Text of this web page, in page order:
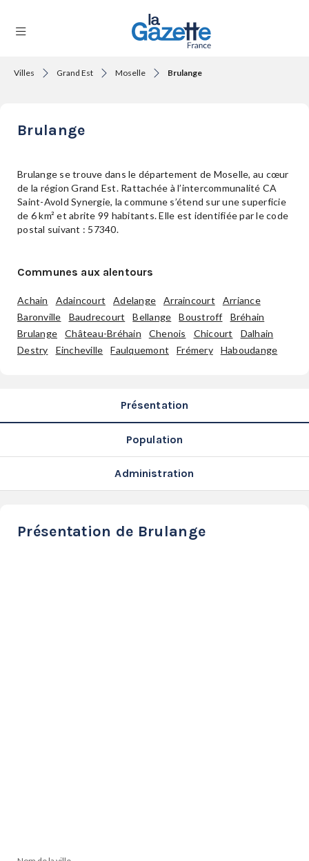
FORMATS
SERVICES
LA
GAZETTE
Se
Villes Grand Est Moselle Brulange
Brulange
Brulange se trouve dans le département de Moselle, au cœur
de la région Grand Est. Rattachée à l’intercommunalité CA
Saint-Avold Synergie, la commune s’étend sur une superficie
de 6 km² et abrite 99 habitants. Elle est identifiée par le code
postal suivant : 57340.
Communes aux alentours
Achain Adaincourt Adelange Arraincourt
Arriance
Baronville
Baudrecourt Bellange Boustroff
Bréhain
Brulange
Château-Bréhain Chenois Chicourt
Dalhain
Destry
Eincheville Faulquemont Frémery Haboudange
Présentation
Population
Administration
Présentation de Brulange